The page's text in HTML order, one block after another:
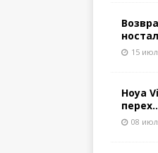
15
Hoya
08